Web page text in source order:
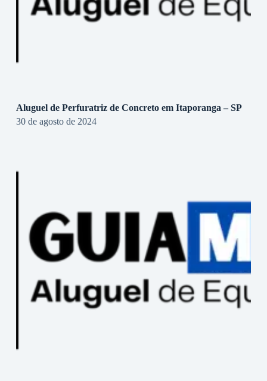
Aluguel de Perfuratriz de Concreto em Itaporanga – SP
30 de agosto de 2024